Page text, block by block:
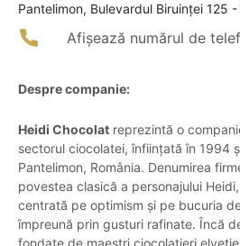
Pantelimon, Bulevardul Biruinţei 125
Afișează numărul de
Despre companie:
Heidi Chocolat reprezintă o
sectorul ciocolatei, înființată în 1994
Pantelimon, România. Denumirea
povestea clasică a personajului
centrată pe optimism și pe bucuria
împreună prin gusturi rafinate. Încă
fondate de maeștri ciocolatieri